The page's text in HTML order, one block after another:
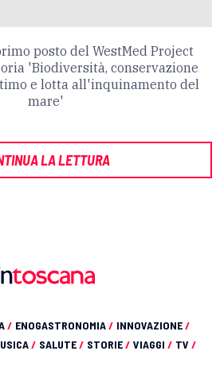
posto del WestMed Project
'Biodiversità, conservazione
e lotta all'inquinamento del
mare'
LA LETTURA
/ ENOGASTRONOMIA/ INNOVAZIONE/
/ SALUTE/ STORIE/ VIAGGI / TV /